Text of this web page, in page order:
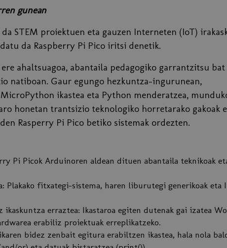
gunean
STEM proiektuen eta gauzen Interneten (IoT)
da Raspberry Pi Pico iritsi denetik.
ahaltsuagoa, abantaila pedagogiko garrantzitsu bat
natiboan. Gaur egungo hezkuntza-ingurunean,
ikastea eta Python menderatzea,
honetan trantsizio teknologiko horretarako gakoak
Rasperry Pi Pico betiko sistemak ordezten.
Pi Picok Arduinoren aldean dituen abantaila teknikoak
Plakako fitxategi-sistema, haren liburutegi generikoak eta
erraztea: Ikastaroa egiten dutenak gai izatea
erabiliz proiektuak erreplikatzeko.
bidez zenbait egitura erabiltzen ikastea, hala nola